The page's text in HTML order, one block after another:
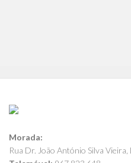
Morada:
Rua Dr. João António Silva